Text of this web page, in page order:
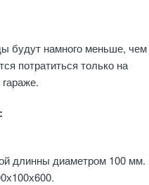
будут намного меньше, чем
потратиться только на
длинны диаметром 100 мм.